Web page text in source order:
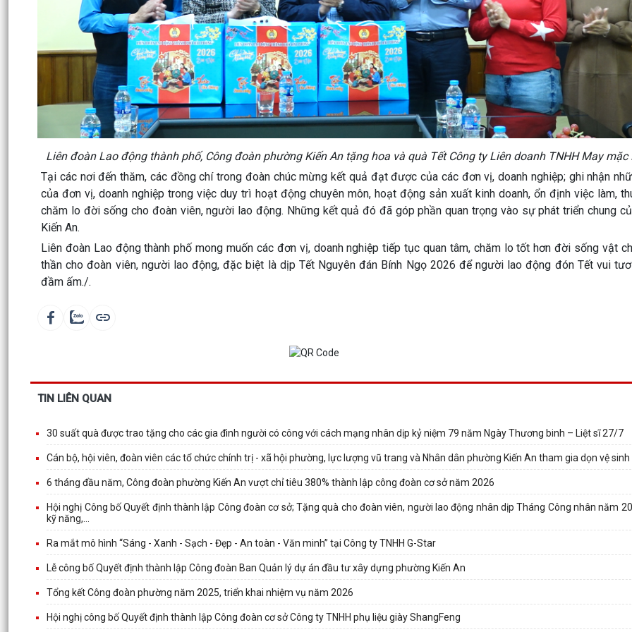
Liên đoàn Lao động thành phố, Công đoàn phường Kiến An tặng hoa và quà Tết Công ty Liên doanh TNHH May mặc
Tại các nơi đến thăm, các đồng chí trong đoàn chúc mừng kết quả đạt được của các đơn vị, doanh nghiệp; ghi nhận
của đơn vị, doanh nghiệp trong việc duy trì hoạt động chuyên môn, hoạt động sản xuất kinh doanh, ổn định việc làm,
chăm lo đời sống cho đoàn viên, người lao động. Những kết quả đó đã góp phần quan trọng vào sự phát triển chung
Kiến An.
Liên đoàn Lao động thành phố mong muốn các đơn vị, doanh nghiệp tiếp tục quan tâm, chăm lo tốt hơn đời sống vật
thần cho đoàn viên, người lao động, đặc biệt là dịp Tết Nguyên đán Bính Ngọ 2026 để người lao động đón Tết vui
đầm ấm./.
TIN LIÊN QUAN
30 suất quà được trao tặng cho các gia đình người có công với cách mạng nhân dịp kỷ niệm 79 năm Ngày Thương binh – Liệt sĩ 27/7
Cán bộ, hội viên, đoàn viên các tổ chức chính trị - xã hội phường, lực lượng vũ trang và Nhân dân phường Kiến An tham gia dọn vệ sinh
6 tháng đầu năm, Công đoàn phường Kiến An vượt chỉ tiêu 380% thành lập công đoàn cơ sở năm 2026
Hội nghị Công bố Quyết định thành lập Công đoàn cơ sở; Tặng quà cho đoàn viên, người lao động nhân dịp Tháng Công nhân năm
kỹ năng,...
Ra mắt mô hình “Sáng - Xanh - Sạch - Đẹp - An toàn - Văn minh” tại Công ty TNHH G-Star
Lễ công bố Quyết định thành lập Công đoàn Ban Quản lý dự án đầu tư xây dựng phường Kiến An
Tổng kết Công đoàn phường năm 2025, triển khai nhiệm vụ năm 2026
Hội nghị công bố Quyết định thành lập Công đoàn cơ sở Công ty TNHH phụ liệu giày ShangFeng